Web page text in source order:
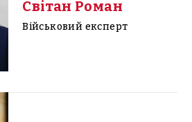
Світан Роман
Військовий експерт